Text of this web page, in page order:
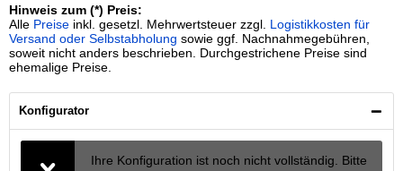
Hinweis zum (*) Preis:
Alle Preise inkl. gesetzl. Mehrwertsteuer zzgl. Logistikkosten für
Versand oder Selbstabholung sowie ggf. Nachnahmegebühren,
soweit nicht anders beschrieben. Durchgestrichene Preise sind
ehemalige Preise.
Konfigurator
Ihre Konfiguration ist noch nicht vollständig. Bitte